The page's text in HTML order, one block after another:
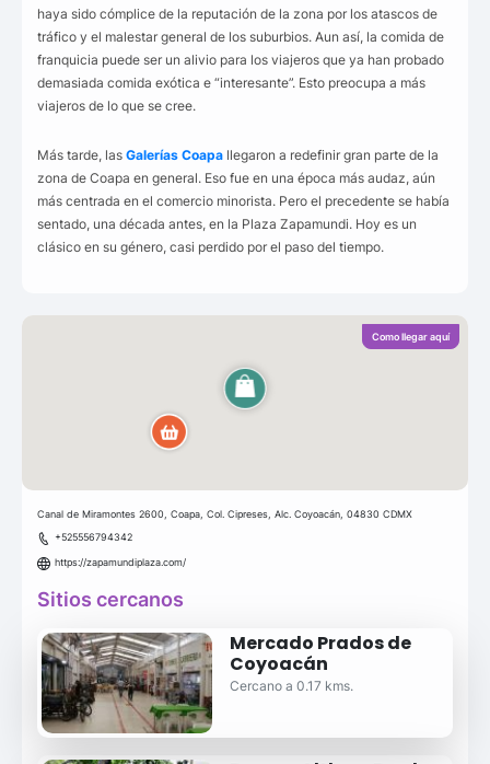
haya sido cómplice de la reputación de la zona por los atascos de
tráfico y el malestar general de los suburbios. Aun así, la comida de
franquicia puede ser un alivio para los viajeros que ya han probado
demasiada comida exótica e “interesante”. Esto preocupa a más
viajeros de lo que se cree.
Más tarde, las Galerías Coapa llegaron a redefinir gran parte de la
zona de Coapa en general. Eso fue en una época más audaz, aún
más centrada en el comercio minorista. Pero el precedente se había
sentado, una década antes, en la Plaza Zapamundi. Hoy es un
clásico en su género, casi perdido por el paso del tiempo.
Como llegar aquí
Canal de Miramontes 2600, Coapa, Col. Cipreses, Alc. Coyoacán, 04830 CDMX
+525556794342
https://zapamundiplaza.com/
Sitios cercanos
Mercado Prados de
Coyoacán
Cercano a 0.17 kms.